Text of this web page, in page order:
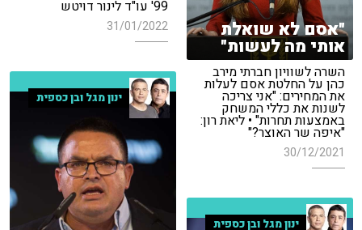
99' עו"ד לינור דויטש
31/01/2022 "אסם לא שואלת
אותי מה לעשות"
השרה לשוויון חברתי מירב
כהן על החלטת אסם לעלות
את המחירים: "אני צריכה
לשנות את כללי המשחק
באמצעות תחרות" • ליאת רון:
"איפה שר האוצר?"
30/12/2021
ינון מגל ובן כספית
ינון מגל ובן כספית